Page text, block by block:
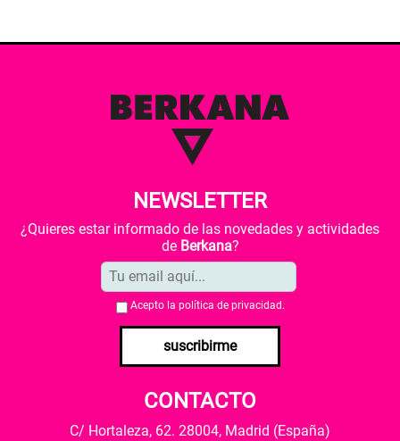
NEWSLETTER
¿Quieres estar informado de las novedades y actividades
de Berkana?
Acepto la política de privacidad .
suscribirme
CONTACTO
C/ Hortaleza, 62. 28004, Madrid (España)